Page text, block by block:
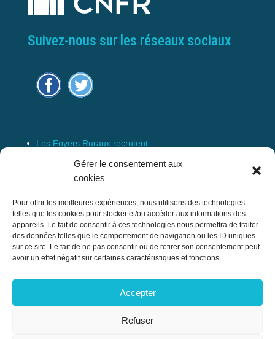
Gérer le consentement aux
cookies
Pour offrir les meilleures expériences, nous utilisons des technologies
telles que les cookies pour stocker et/ou accéder aux informations des
appareils. Le fait de consentir à ces technologies nous permettra de traiter
des données telles que le comportement de navigation ou les ID uniques
sur ce site. Le fait de ne pas consentir ou de retirer son consentement peut
avoir un effet négatif sur certaines caractéristiques et fonctions.
Accepter
Refuser
Suivez-nous sur les réseaux sociaux
Les Foyers Ruraux recrutent
Connexion
Espace Membre
Confédération Nationale des Foyers Ruraux
& Associations de développement et
17 rue Navoiseau – 93100 MONTREUIL